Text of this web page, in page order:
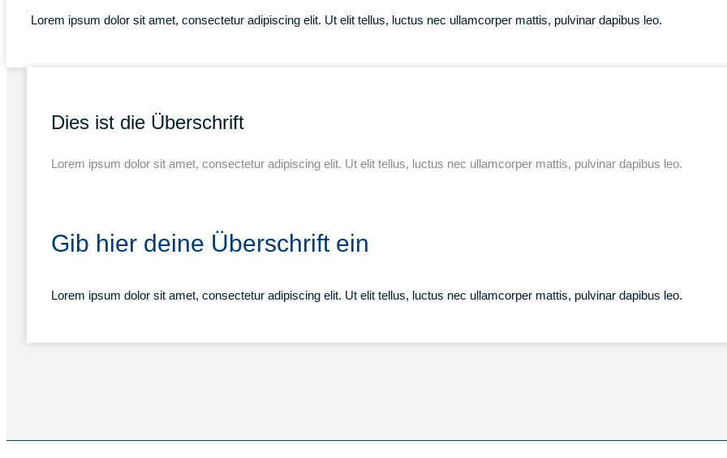
Lorem ipsum dolor sit amet, consectetur adipiscing elit. Ut elit tellus, luctus nec ullamcorper mattis, pulvinar dapibus leo.
Dies ist die Überschrift
Lorem ipsum dolor sit amet, consectetur adipiscing elit. Ut elit tellus, luctus nec ullamcorper mattis, pulvinar dapibus leo.
Gib hier deine Überschrift ein
Lorem ipsum dolor sit amet, consectetur adipiscing elit. Ut elit tellus, luctus nec ullamcorper mattis, pulvinar dapibus leo.